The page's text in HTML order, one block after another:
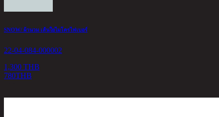
SNOW/ ผ้านวม เส้นใยไมโครไฟเบอร์
22-04-084-000002
1,300 THB
780THB